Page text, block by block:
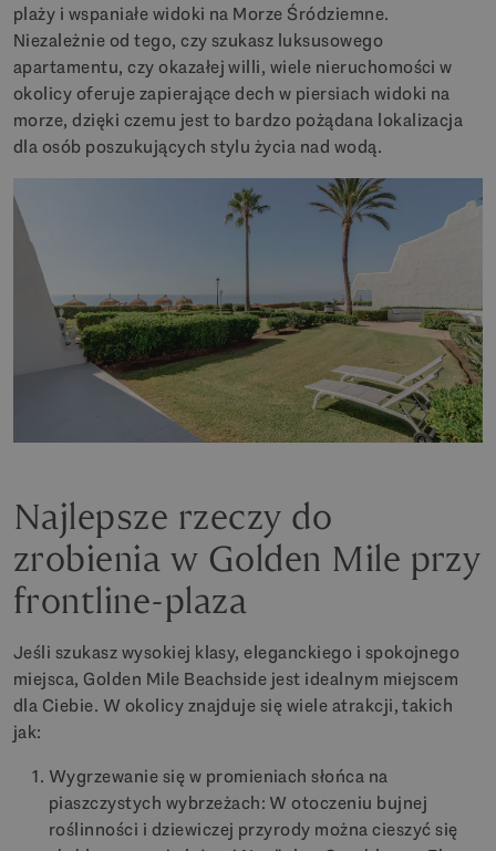
plaży i wspaniałe widoki na Morze Śródziemne.
Niezależnie od tego, czy szukasz luksusowego
apartamentu, czy okazałej willi, wiele nieruchomości w
okolicy oferuje zapierające dech w piersiach widoki na
morze, dzięki czemu jest to bardzo pożądana lokalizacja
dla osób poszukujących stylu życia nad wodą.
Najlepsze rzeczy do
zrobienia w Golden Mile przy
frontline-plaza
Jeśli szukasz wysokiej klasy, eleganckiego i spokojnego
miejsca, Golden Mile Beachside jest idealnym miejscem
dla Ciebie. W okolicy znajduje się wiele atrakcji, takich
jak:
Wygrzewanie się w promieniach słońca na
piaszczystych wybrzeżach: W otoczeniu bujnej
roślinności i dziewiczej przyrody można cieszyć się